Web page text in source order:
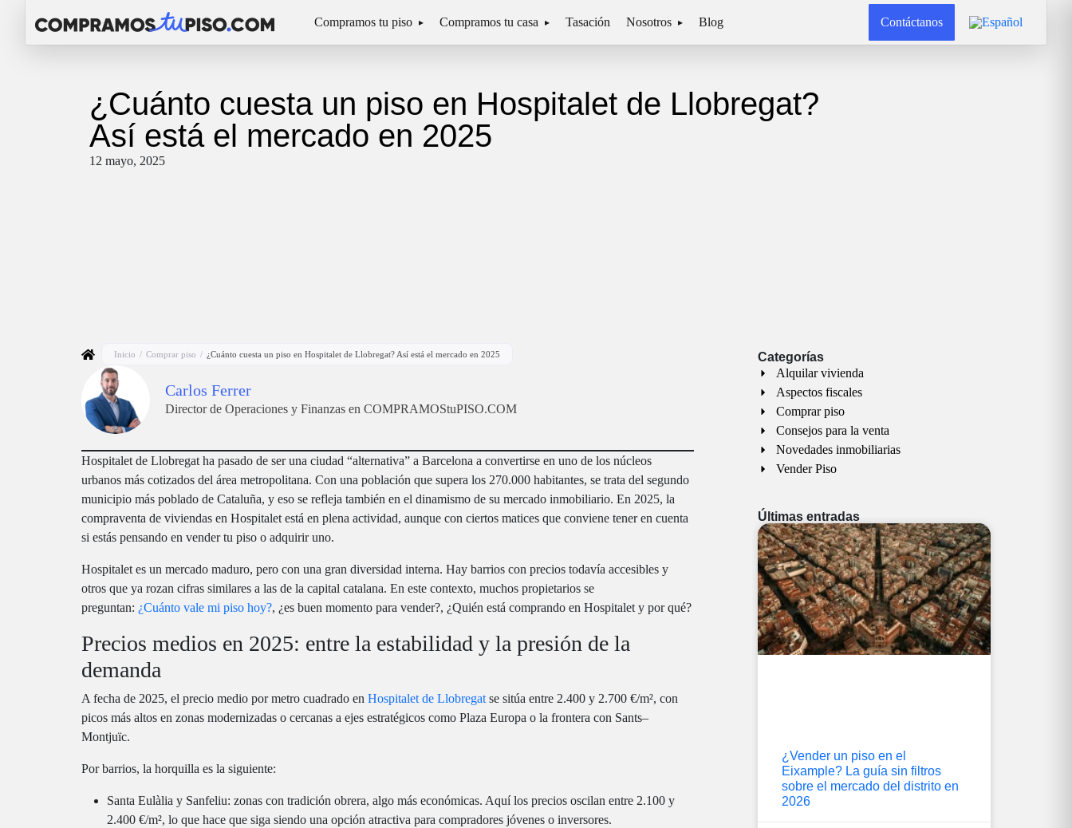
Compramos tu piso Compramos tu casa Tasación Nosotros Blog Contáctanos
¿Cuánto cuesta un piso en Hospitalet de Llobregat?
Así está el mercado en 2025
12 mayo, 2025
Inicio / Comprar piso / ¿Cuánto cuesta un piso en Hospitalet de Llobregat? Así está el mercado en 2025
Carlos Ferrer
Director de Operaciones y Finanzas en COMPRAMOStuPISO.COM
Hospitalet de Llobregat ha pasado de ser una ciudad “alternativa” a Barcelona a convertirse en uno de los núcleos
urbanos más cotizados del área metropolitana. Con una población que supera los 270.000 habitantes, se trata del segundo
municipio más poblado de Cataluña, y eso se refleja también en el dinamismo de su mercado inmobiliario. En 2025, la
compraventa de viviendas en Hospitalet está en plena actividad, aunque con ciertos matices que conviene tener en cuenta
si estás pensando en vender tu piso o adquirir uno.
Hospitalet es un mercado maduro, pero con una gran diversidad interna. Hay barrios con precios todavía accesibles y
otros que ya rozan cifras similares a las de la capital catalana. En este contexto, muchos propietarios se
preguntan: ¿Cuánto vale mi piso hoy?, ¿es buen momento para vender?, ¿Quién está comprando en Hospitalet y por qué?
Precios medios en 2025: entre la estabilidad y la presión de la
demanda
A fecha de 2025, el precio medio por metro cuadrado en Hospitalet de Llobregat se sitúa entre 2.400 y 2.700 €/m², con
picos más altos en zonas modernizadas o cercanas a ejes estratégicos como Plaza Europa o la frontera con Sants–
Montjuïc.
Por barrios, la horquilla es la siguiente:
Santa Eulàlia y Sanfeliu: zonas con tradición obrera, algo más económicas. Aquí los precios oscilan entre 2.100 y
2.400 €/m², lo que hace que siga siendo una opción atractiva para compradores jóvenes o inversores.
Categorías
Alquilar vivienda
Aspectos fiscales
Comprar piso
Consejos para la venta
Novedades inmobiliarias
Vender Piso
Últimas entradas
¿Vender un piso en el
Eixample? La guía sin filtros
sobre el mercado del distrito en
2026